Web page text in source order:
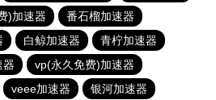
)加速器
番石榴加速器
白鲸加速器
青柠加速器
器
vp(永久免费)加速器
veee加速器
银河加速器